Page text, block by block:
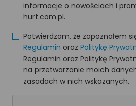
informacje o nowościach i
hurt.com.pl.
Potwierdzam, że zapoznałem
Regulamin oraz Politykę
Regulamin oraz Politykę
na przetwarzanie moich
zasadach w nich wskazanych.